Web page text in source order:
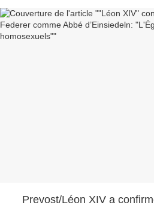
Prevost/Léon XIV a